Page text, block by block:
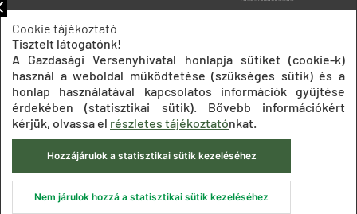
Oldaltérkép
Impresszum Adatkezelési tájékoztatók
Akadálymentesítési nyilatkozat
Közadatkereső
Süti beállítások ÁSZF
© 2020 Gazdasági Versenyhivatal
Cookie tájékoztató
Tisztelt látogatónk!
A Gazdasági Versenyhivatal honlapja sütiket (cookie-k)
használ a weboldal működtetése (szükséges sütik) és a
honlap használatával kapcsolatos információk gyűjtése
érdekében (statisztikai sütik). Bővebb információkért
kérjük, olvassa el részletes tájékoztatónkat.
Hozzájárulok a statisztikai sütik kezeléséhez
Nem járulok hozzá a statisztikai sütik kezeléséhez